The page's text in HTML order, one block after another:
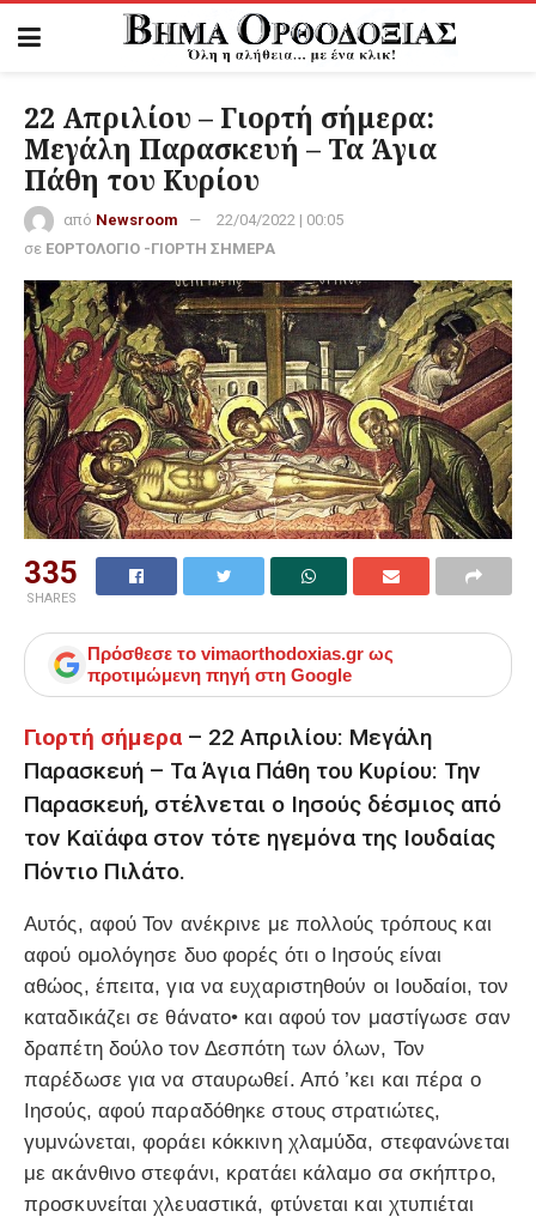
22 Απριλίου – Γιορτή σήμερα:
Μεγάλη Παρασκευή – Τα Άγια
Πάθη του Κυρίου
από Newsroom
22/04/2022 | 00:05
σε ΕΟΡΤΟΛΟΓΙΟ -ΓΙΟΡΤΗ ΣΗΜΕΡΑ
335
SHARES
Πρόσθεσε το vimaorthodoxias.gr ως
προτιμώμενη πηγή στη Google
Γιορτή σήμερα – 22 Απριλίου: Μεγάλη
Παρασκευή – Τα Άγια Πάθη του Κυρίου: Την
Παρασκευή, στέλνεται ο Ιησούς δέσμιος από
τον Καϊάφα στον τότε ηγεμόνα της Ιουδαίας
Πόντιο Πιλάτο.
Αυτός, αφού Τον ανέκρινε με πολλούς τρόπους και
αφού ομολόγησε δυο φορές ότι ο Ιησούς είναι
αθώος, έπειτα, για να ευχαριστηθούν οι Ιουδαίοι, τον
καταδικάζει σε θάνατο• και αφού τον μαστίγωσε σαν
δραπέτη δούλο τον Δεσπότη των όλων, Τον
παρέδωσε για να σταυρωθεί. Από ’κει και πέρα ο
Ιησούς, αφού παραδόθηκε στους στρατιώτες,
γυμνώνεται, φοράει κόκκινη χλαμύδα, στεφανώνεται
με ακάνθινο στεφάνι, κρατάει κάλαμο σα σκήπτρο,
προσκυνείται χλευαστικά, φτύνεται και χτυπιέται